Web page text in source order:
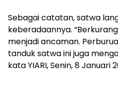
Sebagai catatan, satwa
keberadaannya.
menjadi ancaman.
tanduk satwa ini juga
kata YIARI, Senin, 8 Januari